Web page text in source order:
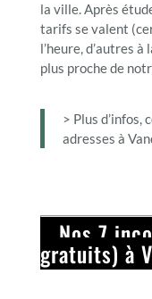
la ville. Après
tarifs se valent
l’heure, d’autres
plus proche de
> Plus d’infos,
adresses à
Nos 7
gratuits) à